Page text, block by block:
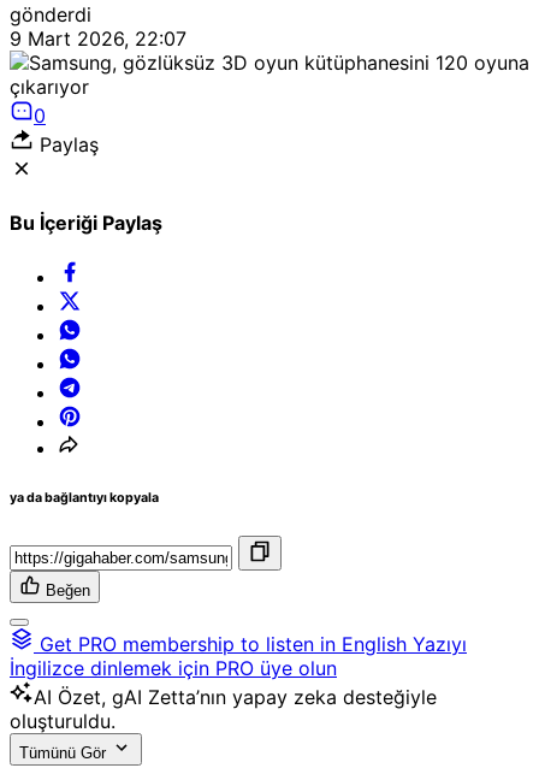
gönderdi
9 Mart 2026, 22:07
0
Paylaş
Bu İçeriği Paylaş
ya da bağlantıyı kopyala
Beğen
Get PRO membership to listen in English Yazıyı
İngilizce dinlemek için PRO üye olun
AI Özet, gAI Zetta’nın yapay zeka desteğiyle
oluşturuldu.
Tümünü Gör